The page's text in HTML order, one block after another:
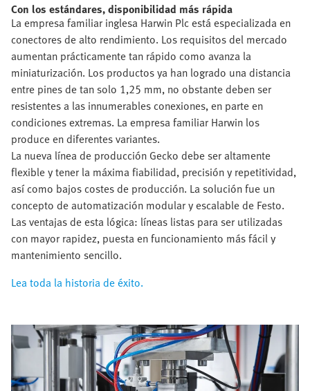
Con los estándares, disponibilidad más rápida
La empresa familiar inglesa Harwin Plc está especializada en
conectores de alto rendimiento. Los requisitos del mercado
aumentan prácticamente tan rápido como avanza la
miniaturización. Los productos ya han logrado una distancia
entre pines de tan solo 1,25 mm, no obstante deben ser
resistentes a las innumerables conexiones, en parte en
condiciones extremas. La empresa familiar Harwin los
produce en diferentes variantes.
La nueva línea de producción Gecko debe ser altamente
flexible y tener la máxima fiabilidad, precisión y repetitividad,
así como bajos costes de producción. La solución fue un
concepto de automatización modular y escalable de Festo.
Las ventajas de esta lógica: líneas listas para ser utilizadas
con mayor rapidez, puesta en funcionamiento más fácil y
mantenimiento sencillo.
Lea toda la historia de éxito.